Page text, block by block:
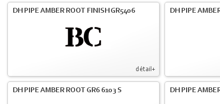
détail+
DH PIPE AMBER ROOT FINISH GR5406 DH PIPE
DH PIPE AMBER ROOT GR6 6103 S DH PIPE